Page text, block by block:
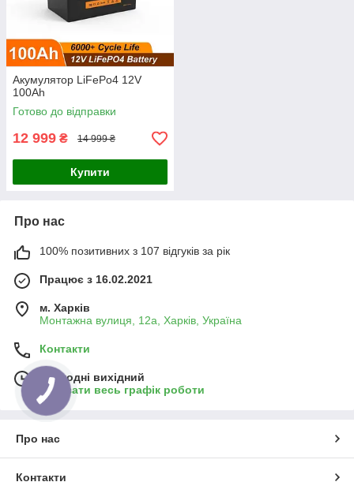
Акумулятор LiFePo4 12V
100Ah
Готово до відправки
12 999 ₴ 14 999 ₴
Купити
Про нас
100% позитивних з 107 відгуків за рік
Працює з 16.02.2021
м. Харків
Монтажна вулиця, 12а, Харків, Україна
Контакти
Сьогодні вихідний
Показати весь графік роботи
Про нас
Контакти